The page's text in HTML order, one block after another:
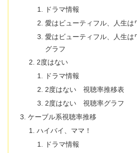
ドラマ情報
愛はビューティフル、人生は
愛はビューティフル、人生は
グラフ
2度はない
ドラマ情報
2度はない 視聴率推移表
2度はない 視聴率グラフ
ケーブル系視聴率推移
ハイバイ、ママ！
ドラマ情報